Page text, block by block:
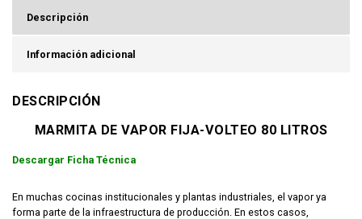
Descripción
Información adicional
DESCRIPCIÓN
MARMITA DE VAPOR FIJA-VOLTEO 80 LITROS
Descargar Ficha Técnica
En muchas cocinas institucionales y plantas industriales, el vapor ya
forma parte de la infraestructura de producción. En estos casos,